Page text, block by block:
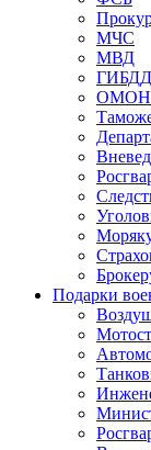
МЧС
МВД
ГИБДД
ОМОН
Подарки